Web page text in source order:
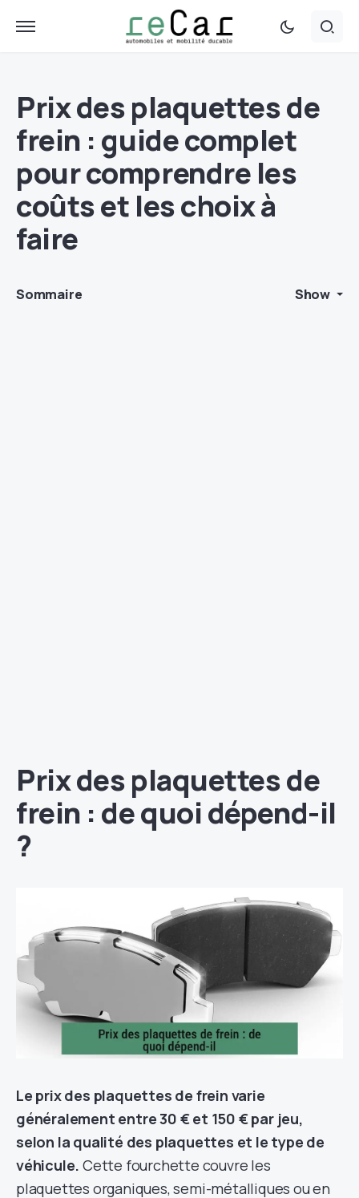
Prix des plaquettes de
frein : guide complet
pour comprendre les
coûts et les choix à
faire
Sommaire Show
Prix des plaquettes de
frein : de quoi dépend-il
?
Le prix des plaquettes de frein varie
généralement entre 30 € et 150 € par jeu,
selon la qualité des plaquettes et le type de
véhicule. Cette fourchette couvre les
plaquettes organiques, semi-métalliques ou en